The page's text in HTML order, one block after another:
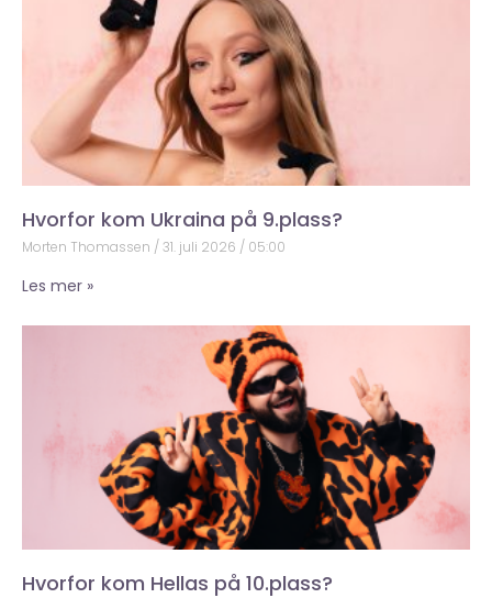
Hvorfor kom Ukraina på 9.plass?
Morten Thomassen 31. juli 2026 05:00
Les mer »
Hvorfor kom Hellas på 10.plass?